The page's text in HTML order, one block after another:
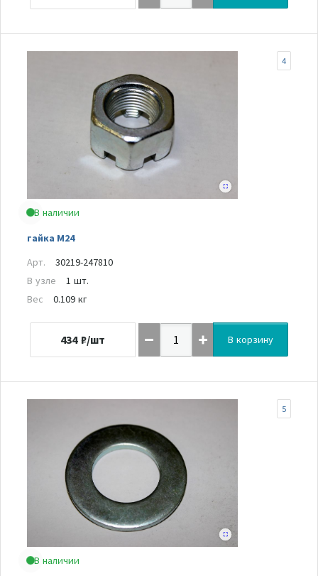
В наличии
гайка М24
4
Арт.
30219-247810
В узле
1 шт.
Вес
0.109 кг
434 ₽/шт В корзину
В наличии
5